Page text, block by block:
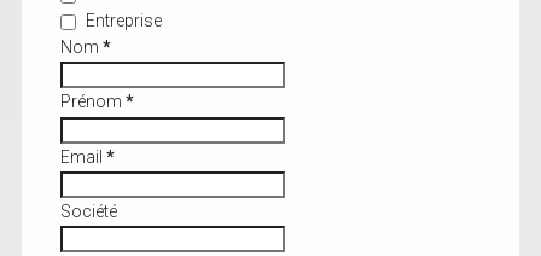
Entreprise
Nom *
Prénom *
Email *
Société